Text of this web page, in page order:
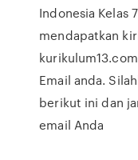
Indonesia Kelas
mendapatkan
Email anda.
berikut ini dan
email Anda